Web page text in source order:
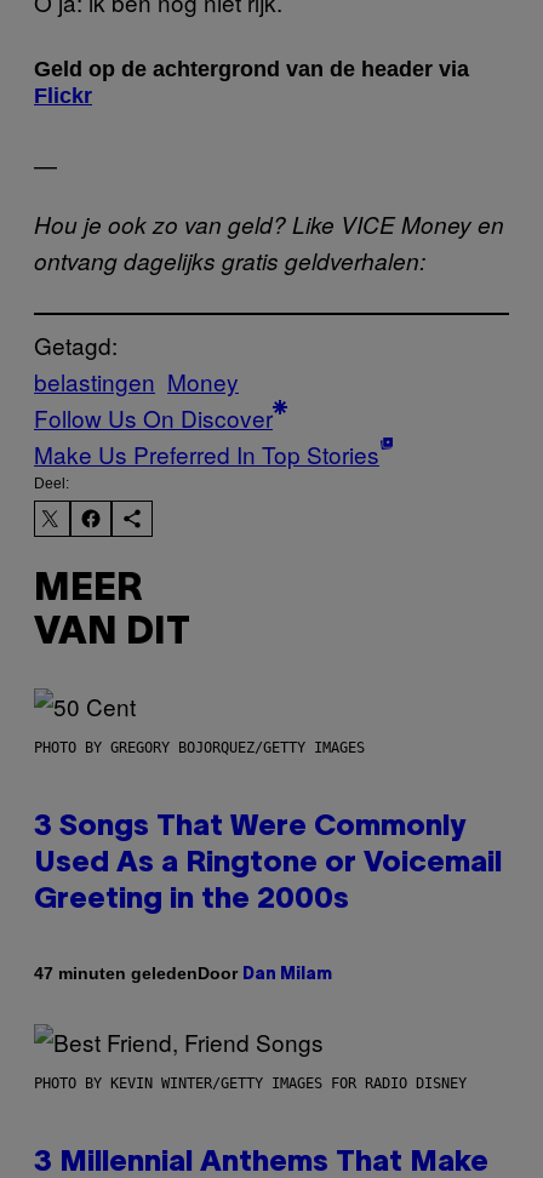
Geld op de achtergrond van de header via
Flickr
—
Hou je ook zo van geld? Like VICE Money en
ontvang dagelijks gratis geldverhalen:
Getagd:
belastingen Money
Follow Us On Discover
Make Us Preferred In Top Stories
Deel:
MEER
VAN DIT
PHOTO BY GREGORY BOJORQUEZ/GETTY IMAGES
3 Songs That Were Commonly
Used As a Ringtone or Voicemail
Greeting in the 2000s
47 minuten geledenDoor Dan Milam
PHOTO BY KEVIN WINTER/GETTY IMAGES FOR RADIO DISNEY
3 Millennial Anthems That Make